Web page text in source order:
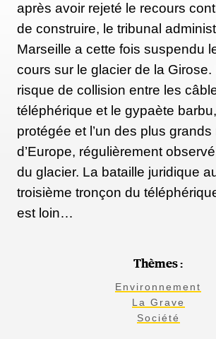
après avoir rejeté le recours
de construire, le tribunal
Marseille a cette fois suspendu
cours sur le glacier de la Girose.
risque de collision entre les
téléphérique et le gypaète
protégée et l’un des plus
d’Europe, régulièrement
du glacier. La bataille juridique
troisième tronçon du
est loin…
Thèmes :
Environnement
La Grave
Société